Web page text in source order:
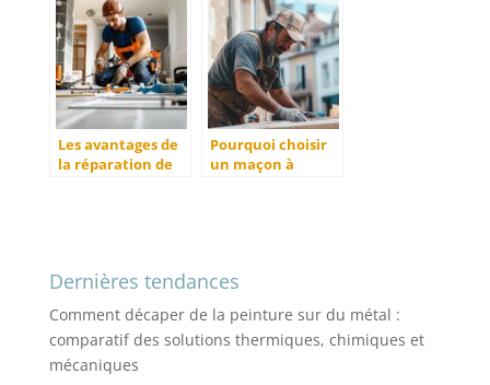
aménagements :
les étapes
essentielles pour
un projet réussi
Les avantages de
la réparation de
Pourquoi choisir
un maçon à
Dernières tendances
Comment décaper de la peinture sur du métal :
comparatif des solutions thermiques, chimiques et
mécaniques